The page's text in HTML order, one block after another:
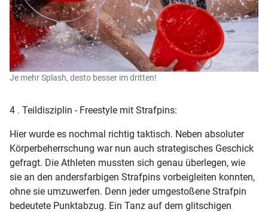
Je mehr Splash, desto besser im dritten!
4 . Teildisziplin - Freestyle mit Strafpins:
Hier wurde es nochmal richtig taktisch. Neben absoluter
Körperbeherrschung war nun auch strategisches Geschick
gefragt. Die Athleten mussten sich genau überlegen, wie
sie an den andersfarbigen Strafpins vorbeigleiten konnten,
ohne sie umzuwerfen. Denn jeder umgestoßene Strafpin
bedeutete Punktabzug. Ein Tanz auf dem glitschigen